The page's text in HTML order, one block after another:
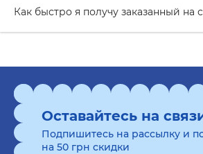
Как быстро я получу заказанный на
Оставайтесь на
Подпишитесь на рассылку и
на 50 грн скидки